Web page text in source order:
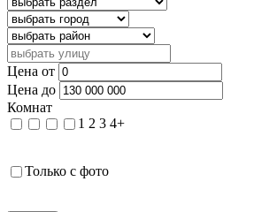
Цена от
Цена до
Комнат
1 2 3 4+
Только с фото